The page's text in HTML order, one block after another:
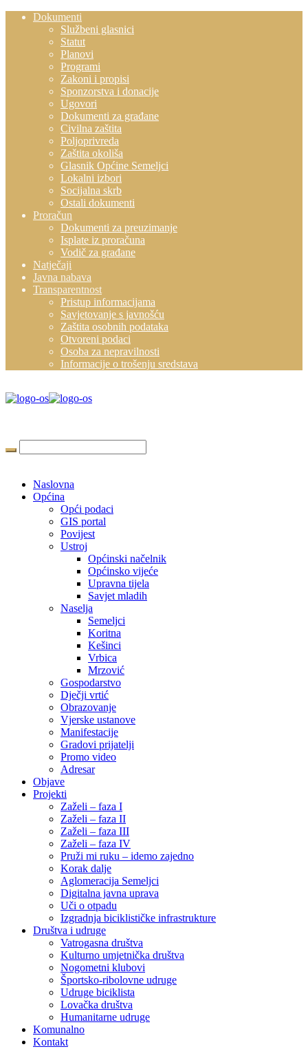
Dokumenti
Službeni glasnici
Statut
Planovi
Programi
Zakoni i propisi
Sponzorstva i donacije
Ugovori
Dokumenti za građane
Civilna zaštita
Poljoprivreda
Zaštita okoliša
Glasnik Općine Semeljci
Lokalni izbori
Socijalna skrb
Ostali dokumenti
Proračun
Dokumenti za preuzimanje
Isplate iz proračuna
Vodič za građane
Natječaji
Javna nabava
Transparentnost
Pristup informacijama
Savjetovanje s javnošću
Zaštita osobnih podataka
Otvoreni podaci
Osoba za nepravilnosti
Informacije o trošenju sredstava
Naslovna
Općina
Opći podaci
GIS portal
Povijest
Ustroj
Općinski načelnik
Općinsko vijeće
Upravna tijela
Savjet mladih
Naselja
Semeljci
Koritna
Kešinci
Vrbica
Mrzović
Gospodarstvo
Dječji vrtić
Obrazovanje
Vjerske ustanove
Manifestacije
Gradovi prijatelji
Promo video
Adresar
Objave
Projekti
Zaželi – faza I
Zaželi – faza II
Zaželi – faza III
Zaželi – faza IV
Pruži mi ruku – idemo zajedno
Korak dalje
Aglomeracija Semeljci
Digitalna javna uprava
Uči o otpadu
Izgradnja biciklističke infrastrukture
Društva i udruge
Vatrogasna društva
Kulturno umjetnička društva
Nogometni klubovi
Športsko-ribolovne udruge
Udruge biciklista
Lovačka društva
Humanitarne udruge
Komunalno
Kontakt